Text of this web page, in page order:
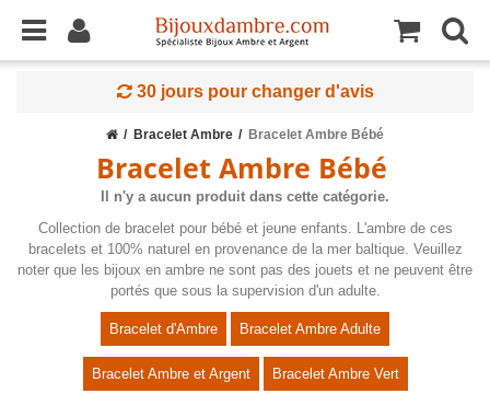
30 jours pour changer d'avis
Bracelet Ambre Bracelet Ambre Bébé
Bracelet Ambre Bébé
Il n'y a aucun produit dans cette catégorie.
Collection de bracelet pour bébé et jeune enfants. L'ambre de ces
bracelets et 100% naturel en provenance de la mer baltique. Veuillez
noter que les bijoux en ambre ne sont pas des jouets et ne peuvent être
portés que sous la supervision d'un adulte.
Bracelet d'Ambre Bracelet Ambre Adulte
Bracelet Ambre et Argent Bracelet Ambre Vert